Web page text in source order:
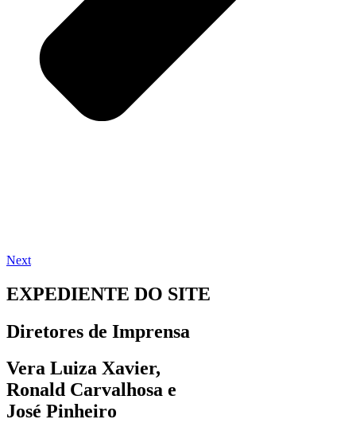
Next
EXPEDIENTE DO SITE
Diretores de Imprensa
Vera Luiza Xavier,
Ronald Carvalhosa e
José Pinheiro